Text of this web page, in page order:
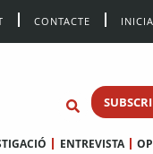
CONTACTE
ENTREVISTA